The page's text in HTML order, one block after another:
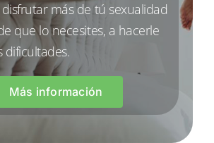
más de tú sexualidad
que lo necesites, a hacerle
dificultades.
Más información